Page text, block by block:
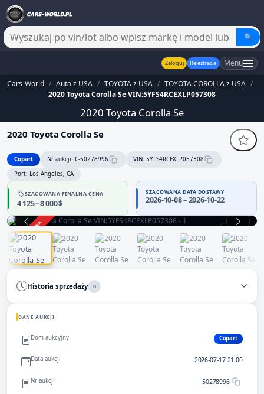
🔍
Zaloguj Rejestracja Menu
Cars-World / Auta z USA / TOYOTA z USA / TOYOTA COROLLA z USA /
2020 Toyota Corolla Se VIN:5YFS4RCEXLP057308
2020 Toyota Corolla Se
2020 Toyota Corolla Se
Copart Nr aukcji: C-50278996
VIN: 5YFS4RCEXLP057308
Port: Los Angeles, CA
SZACOWANA FINALNA CENA
4 125 – 8 000 $
SZACOWANA DATA DOSTAWY
2026-10-08 – 2026-10-22
ZAKOŃCZONA
Historia sprzedaży 0
DANE AUKCJI
Dom aukcyjny Copart
Data aukcji 2026-07-17 21:00
Nr aukcji 50278996